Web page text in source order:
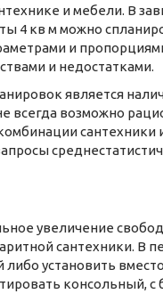
и мебели. В
4 кв м можно
и
и недостатками.
является
всегда возможно
сантехники
увеличение
сантехники. В
либо установить
консольный,